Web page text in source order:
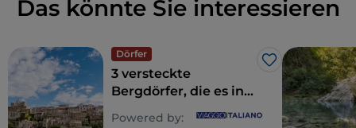
Kriegsvergangenheit. Auf dem Kriegsfriedhof des
sogar neuseeländischen Soldaten, die im Zweiten
Weltkrieg gefallen sind. Ein Ort der Reflexion, mit
perfekten Reihen von Gräbern inmitten einer
wunderschönen natürlichen Umgebung.
Das könnte Sie interessieren
Dörfer
Like
3 versteckte
Bergdörfer, die es in
den Abruzzen zu
Powered by: